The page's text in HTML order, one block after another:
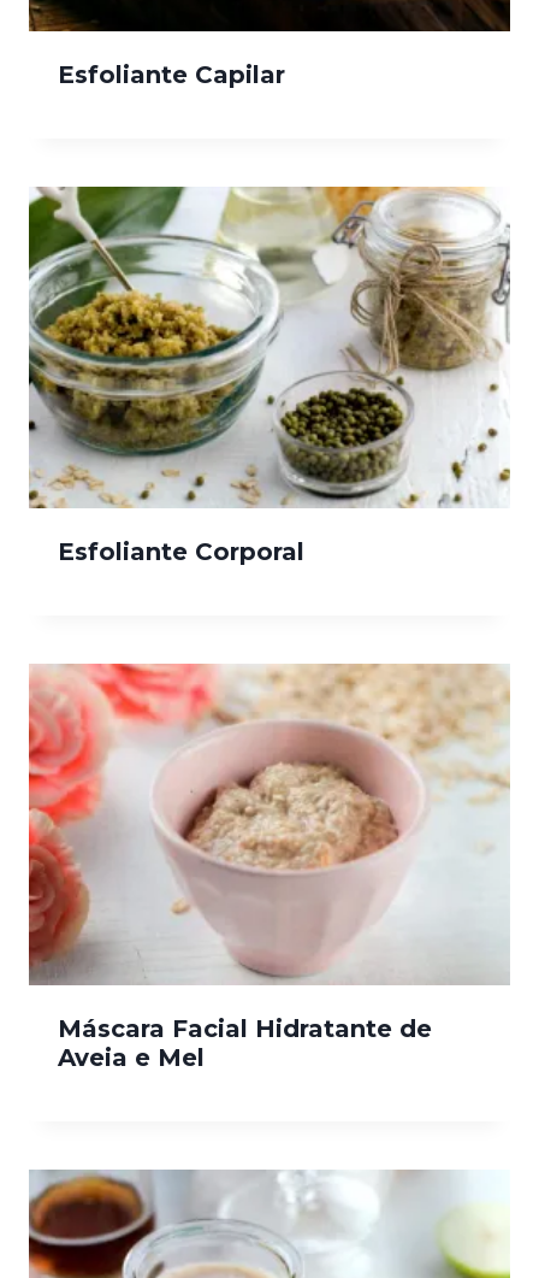
Esfoliante Capilar
Esfoliante Corporal
Máscara Facial Hidratante de
Aveia e Mel